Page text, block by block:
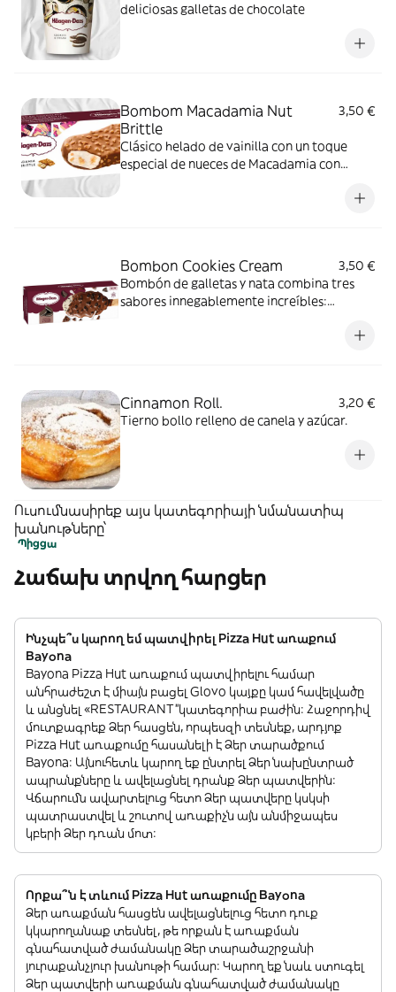
deliciosas galletas de chocolate
Bombom Macadamia Nut
Brittle
3,50 €
Clásico helado de vainilla con un toque
especial de nueces de Macadamia con
Bombon Cookies Cream
3,50 €
Bombón de galletas y nata combina tres
sabores innegablemente increíbles:
Cinnamon Roll.
3,20 €
Tierno bollo relleno de canela y azúcar.
Ուսումնասիրեք այս կատեգորիայի նմանատիպ
խանութները՝
Պիցցա
Հաճախ տրվող հարցեր
Ինչպե՞ս կարող եմ պատվիրել Pizza Hut առաքում
Bayona
Bayona Pizza Hut առաքում պատվիրելու համար
անհրաժեշտ է միայն բացել Glovo կայքը կամ հավելվածը
և անցնել «RESTAURANT”կատեգորիա բաժին: Հաջորդիվ
մուտքագրեք Ձեր հասցեն, որպեսզի տեսնեք, արդյոք
Pizza Hut առաքումը հասանելի է Ձեր տարածքում
Bayona: Այնուհետև կարող եք ընտրել Ձեր նախընտրած
ապրանքները և ավելացնել դրանք Ձեր պատվերին:
Վճարումն ավարտելուց հետո Ձեր պատվերը կսկսի
պատրաստվել և շուտով առաքիչն այն անմիջապես
կբերի Ձեր դռան մոտ:
Որքա՞ն է տևում Pizza Hut առաքումը Bayona
Ձեր առաքման հասցեն ավելացնելուց հետո դուք
կկարողանաք տեսնել, թե որքան է առաքման
գնահատված ժամանակը Ձեր տարածաշրջանի
յուրաքանչյուր խանութի համար: Կարող եք նաև ստուգել
Ձեր պատվերի առաքման գնահատված ժամանակը